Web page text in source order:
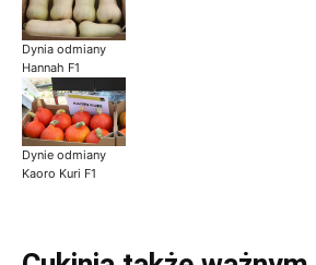
Dynia odmiany
Hannah F1
Dynie odmiany
Kaoro Kuri F1